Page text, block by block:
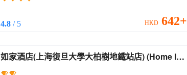
4.8 / 5 HKD 642+
如家酒店(上海復旦大學大柏樹地鐵站店) (Home Inn
(Shanghai Fudan University Dabaishu Subway